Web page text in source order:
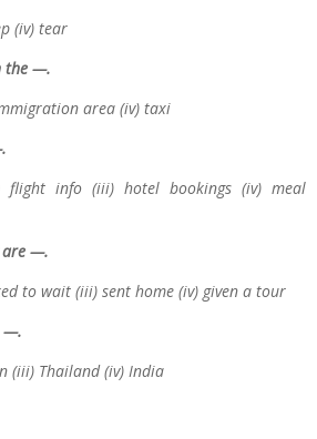
(iv) tear
the —.
area (iv) taxi
flight info (iii) hotel bookings (iv) meal
are —.
to wait (iii) sent home (iv) given a tour
—.
(iii) Thailand (iv) India